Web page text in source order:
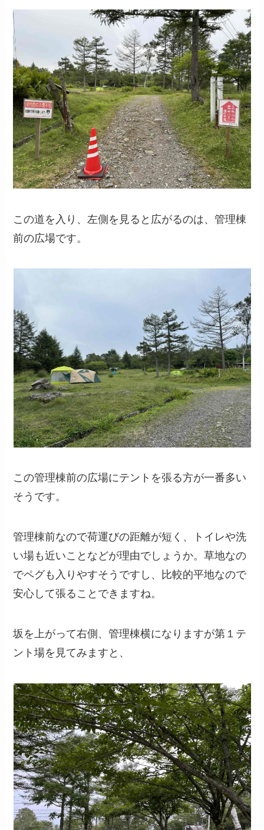
この道を入り、左側を見ると広がるのは、管理棟
前の広場です。
この管理棟前の広場にテントを張る方が一番多い
そうです。
管理棟前なので荷運びの距離が短く、トイレや洗
い場も近いことなどが理由でしょうか。草地なの
でペグも入りやすそうですし、比較的平地なので
安心して張ることできますね。
坂を上がって右側、管理棟横になりますが第１テ
ント場を見てみますと、